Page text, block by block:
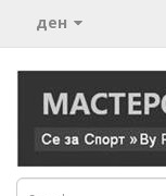
ден